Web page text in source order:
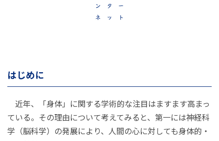
はじめに
近年、「身体」に関する学術的な注目はますます高まっ
ている。その理由について考えてみると、第一には神経科
学（脳科学）の発展により、人間の心に対しても身体的・